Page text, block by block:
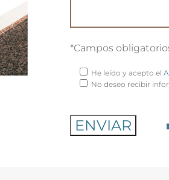
*Campos
He leído y acepto el
No deseo recibir